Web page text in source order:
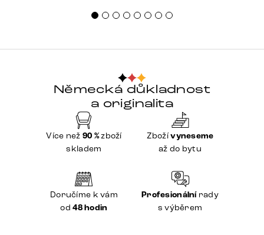
Německá důkladnost
a originalita
Více než 90 %zboží
skladem
Zbožívyneseme
až do bytu
Doručíme k vám
od48 hodin
Profesionálnírady
s výběrem